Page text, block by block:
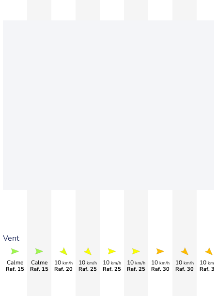
Vent
Calme
Raf. 15
Calme
Raf. 15
10 km/h
Raf. 20
10 km/h
Raf. 25
10 km/h
Raf. 25
10 km/h
Raf. 25
10 km/h
Raf. 30
10 km/h
Raf. 30
10 km/
Raf.